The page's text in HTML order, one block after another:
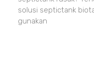
solusi septictank
gunakan